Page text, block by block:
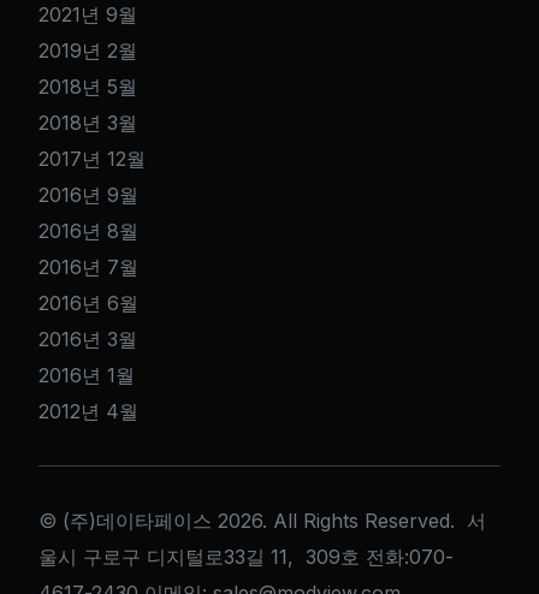
2021년 9월
2019년 2월
2018년 5월
2018년 3월
2017년 12월
2016년 9월
2016년 8월
2016년 7월
2016년 6월
2016년 3월
2016년 1월
2012년 4월
© (주)데이타페이스 2026. All Rights Reserved. 서
울시 구로구 디지털로33길 11, 309호 전화:070-
Get a Quote